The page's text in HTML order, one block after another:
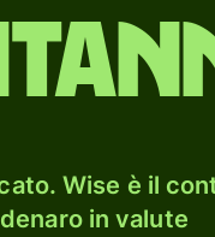
Wise è il
in valute